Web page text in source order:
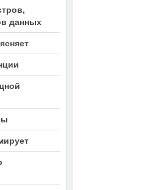
данных